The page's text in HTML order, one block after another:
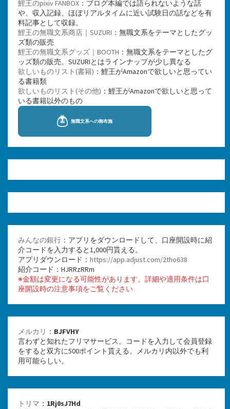
鯉王のpixiv FANBOX ：ブログ本編では語られないような話
や、収入記録、ほぼリアルタイムに近い試験日の話などを有
料記事として収録。
鯉王の無職文系商店｜SUZURI ：無職文系をテーマとしたグッ
ズ類の販売
鯉王の無職文系グッズ｜BOOTH ：無職文系をテーマとしたグ
ッズ類の販売。SUZURIとはラインナップが少し異なる
欲しいものリスト(書籍) ：鯉王がAmazonで欲しいと思ってい
る書籍類
欲しいものリスト(その他) ：鯉王がAmazonで欲しいと思って
いる書籍以外のもの
みんなの銀行 ：アプリをダウンロードして、口座開設時に紹
介コードを入力すると1,000円貰える。
アプリダウンロード： https://app.adjust.com/2tho638
紹介コード：HJRRzRRm
※金額は変更になる可能性があります。詳細や適用条件は口
座開設時の注意事項をご覧ください
メルカリ ： BJFVHY
言わずと知れたフリマサービス。コードを入力して会員登録
をすると双方に500ポイント貰える。メルカリ内以外でも利
用可能らしい。
トリマ ： 1Rj0sJ7Hd